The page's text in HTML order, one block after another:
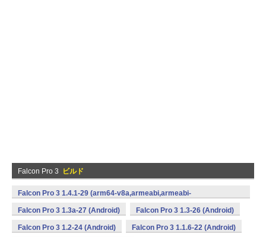
Falcon Pro 3 ビルド
Falcon Pro 3 1.4.1-29 (arm64-v8a,armeabi,armeabi-
v7a,mips,x86,x86_64) (Android)
Falcon Pro 3 1.3a-27 (Android) Falcon Pro 3 1.3-26 (Android)
Falcon Pro 3 1.2-24 (Android) Falcon Pro 3 1.1.6-22 (Android)